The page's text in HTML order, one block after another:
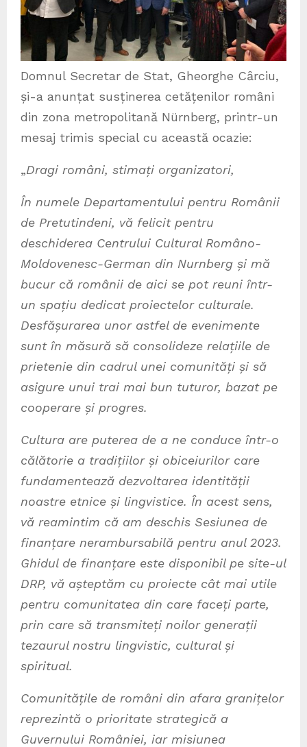
Domnul Secretar de Stat, Gheorghe Cȃrciu,
și-a anunțat susținerea cetățenilor români
din zona metropolitană Nürnberg, printr-un
mesaj trimis special cu această ocazie:
„Dragi români, stimați organizatori,
În numele Departamentului pentru Românii
de Pretutindeni, vă felicit pentru
deschiderea Centrului Cultural Româno-
Moldovenesc-German din Nurnberg și mă
bucur că românii de aici se pot reuni într-
un spațiu dedicat proiectelor culturale.
Desfășurarea unor astfel de evenimente
sunt în măsură să consolideze relațiile de
prietenie din cadrul unei comunități și să
asigure unui trai mai bun tuturor, bazat pe
cooperare și progres.
Cultura are puterea de a ne conduce într-o
călătorie a tradițiilor și obiceiurilor care
fundamentează dezvoltarea identității
noastre etnice și lingvistice. În acest sens,
vă reamintim că am deschis Sesiunea de
finanțare nerambursabilă pentru anul 2023.
Ghidul de finanțare este disponibil pe site-ul
DRP, vă așteptăm cu proiecte cât mai utile
pentru comunitatea din care faceți parte,
prin care să transmiteți noilor generații
tezaurul nostru lingvistic, cultural și
spiritual.
Comunitățile de români din afara granițelor
reprezintă o prioritate strategică a
Guvernului României, iar misiunea